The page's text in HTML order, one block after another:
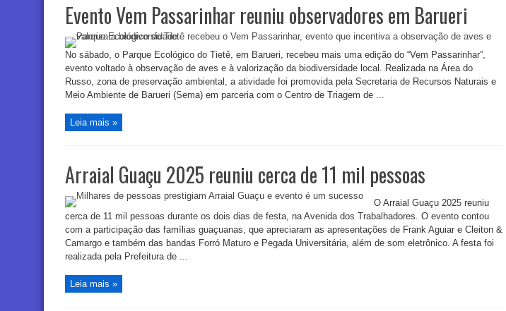
Evento Vem Passarinhar reuniu observadores em Barueri
No sábado, o Parque Ecológico do Tietê, em Barueri, recebeu mais uma edição do “Vem Passarinhar”,
evento voltado à observação de aves e à valorização da biodiversidade local. Realizada na Área do
Russo, zona de preservação ambiental, a atividade foi promovida pela Secretaria de Recursos Naturais e
Meio Ambiente de Barueri (Sema) em parceria com o Centro de Triagem de ...
Leia mais »
Arraial Guaçu 2025 reuniu cerca de 11 mil pessoas
O Arraial Guaçu 2025 reuniu
cerca de 11 mil pessoas durante os dois dias de festa, na Avenida dos Trabalhadores. O evento contou
com a participação das famílias guaçuanas, que apreciaram as apresentações de Frank Aguiar e Cleiton &
Camargo e também das bandas Forró Maturo e Pegada Universitária, além de som eletrônico. A festa foi
realizada pela Prefeitura de ...
Leia mais »